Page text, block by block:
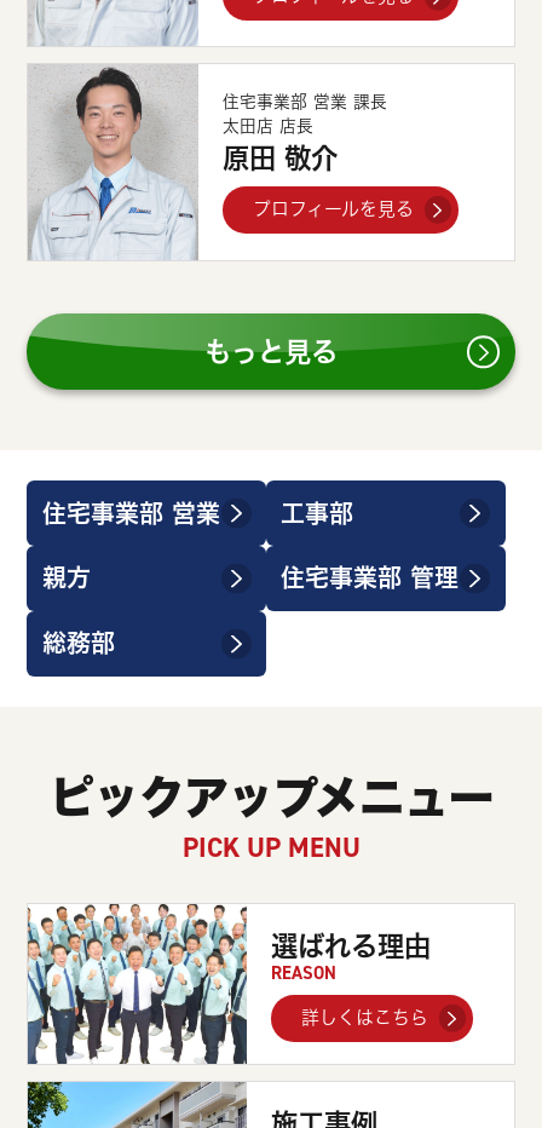
住宅事業部 営業 課長
太田店 店長
原田 敬介
プロフィールを見る
もっと見る
住宅事業部 営業 工事部
親方 住宅事業部 管理
総務部
ピックアップメニュー
PICK UP MENU
選ばれる理由
REASON
詳しくはこちら